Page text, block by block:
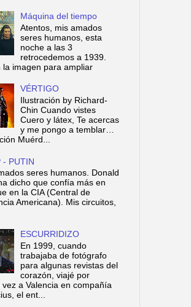
Máquina del tiempo
Atentos, mis amados
seres humanos, esta
noche a las 3
retrocedemos a 1939.
la imagen para ampliar
VÉRTIGO
Ilustración by Richard-
Chin Cuando vistes
Cuero y látex, Te acercas
y me pongo a temblar…
Muérd...
- PUTIN
seres humanos. Donald
dicho que confía más en
en la CIA (Central de
Americana). Mis circuitos,
ESCURRIDIZO
En 1999, cuando
trabajaba de fotógrafo
para algunas revistas del
corazón, viajé por
vez a Valencia en compañía
el ent...